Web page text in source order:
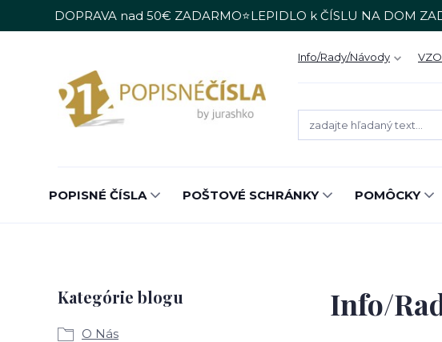
DOPRAVA nad 50€ ZADARMO⭐LEPIDLO k ČÍSLU NA DOM
Info/Rady/Návody
POPISNÉ ČÍSLA POŠTOVÉ SCHRÁNKY POMÔCKY
Kategórie blogu
O Nás
Info/